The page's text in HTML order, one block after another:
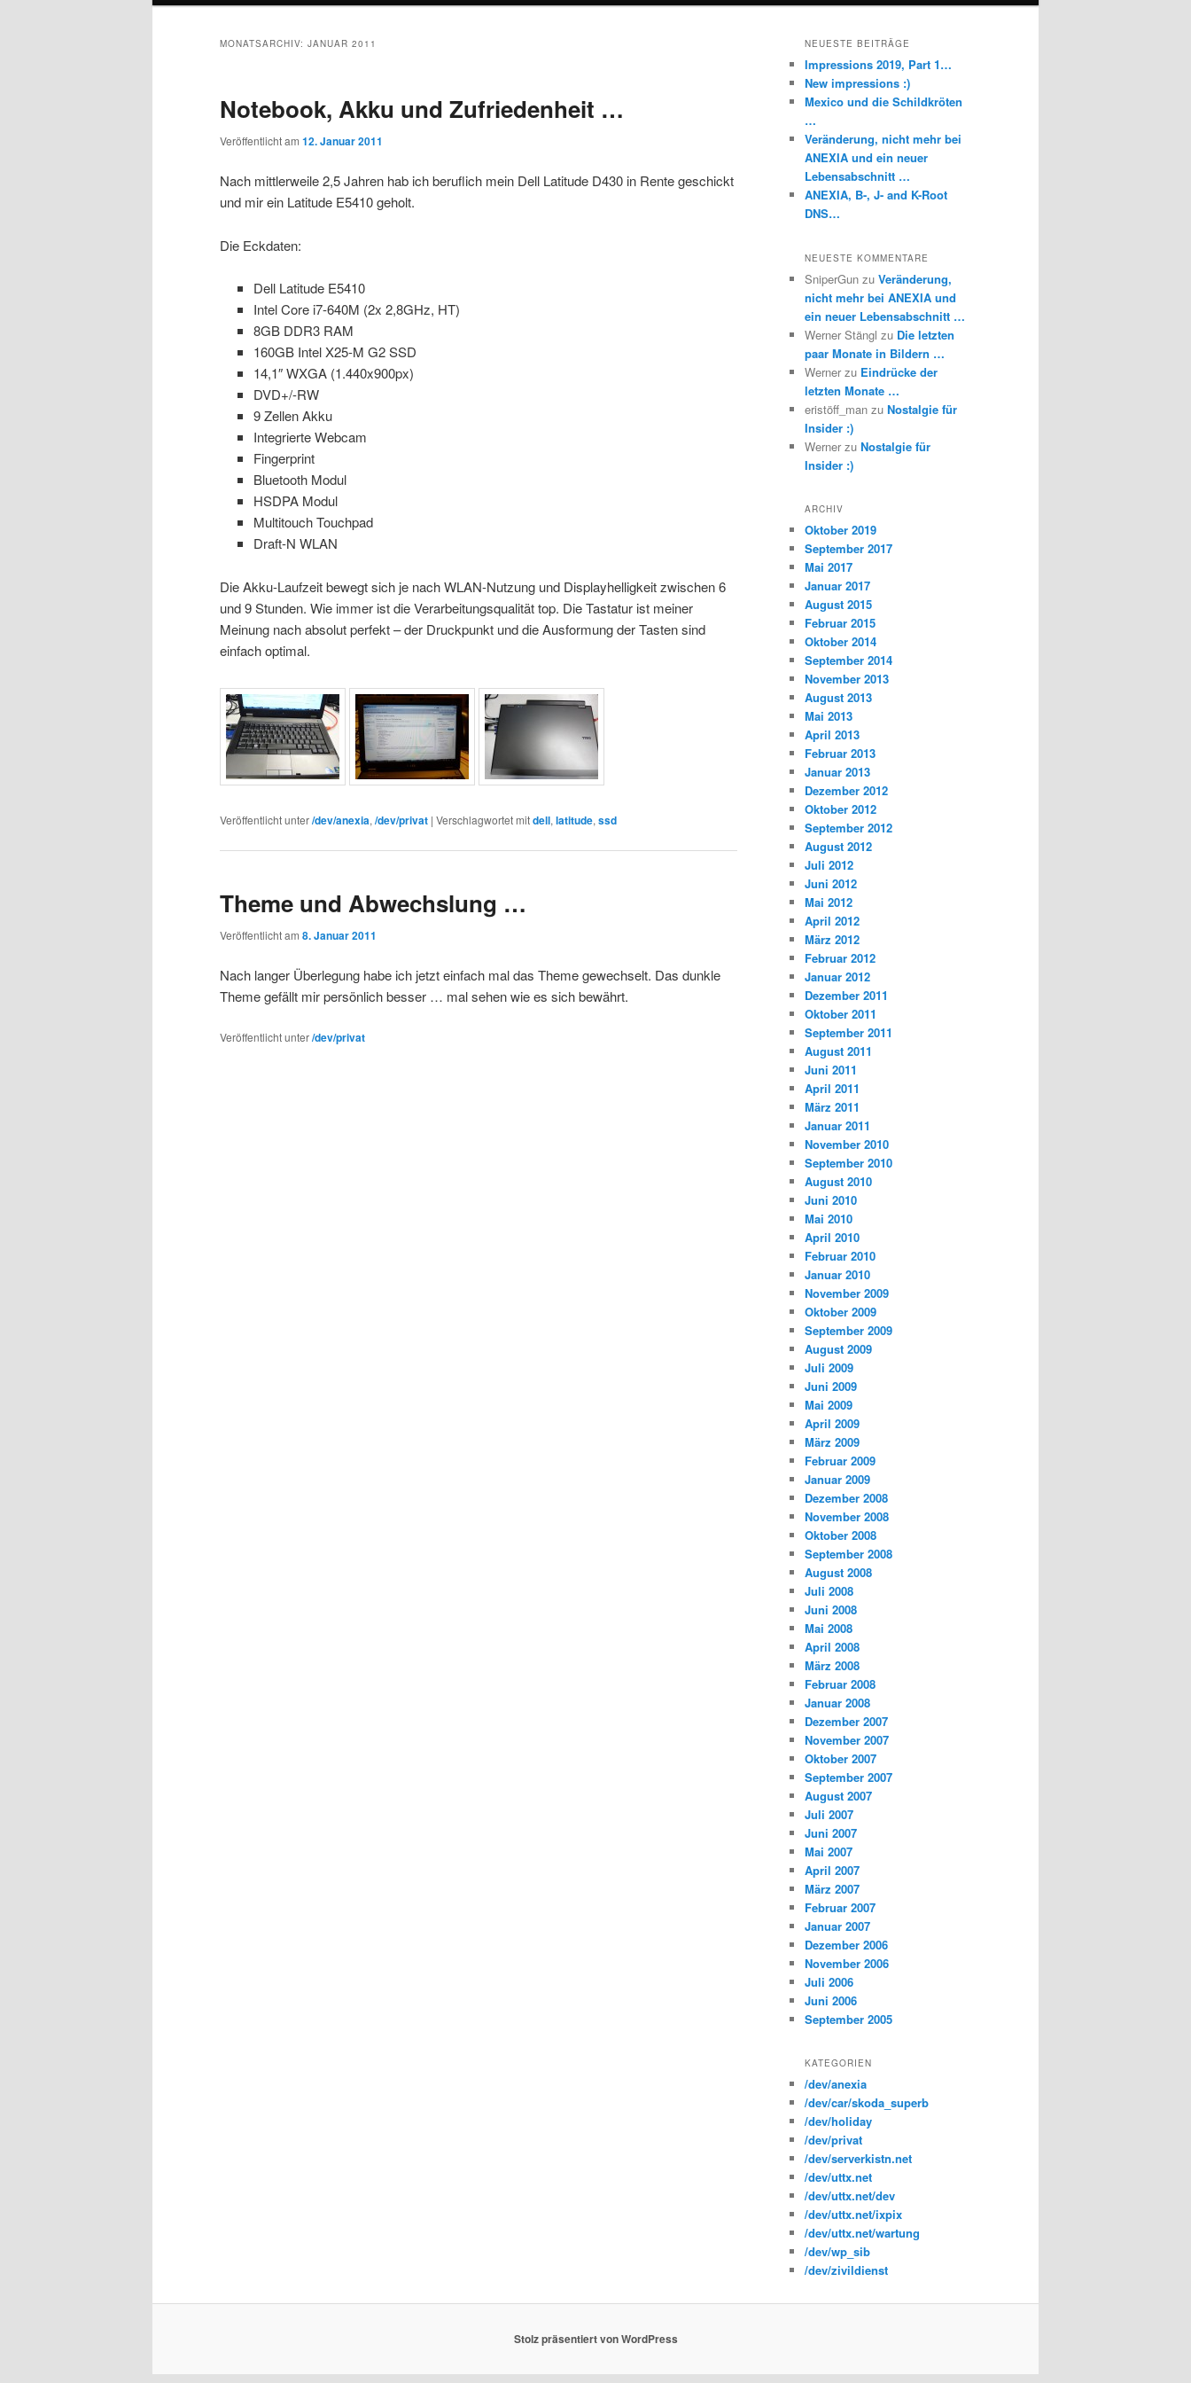
MONATSARCHIV: JANUAR 2011
Notebook, Akku und Zufriedenheit …
Veröffentlicht am 12. Januar 2011
Nach mittlerweile 2,5 Jahren hab ich beruflich mein Dell Latitude D430 in Rente geschickt
und mir ein Latitude E5410 geholt.
Die Eckdaten:
Dell Latitude E5410
Intel Core i7-640M (2x 2,8GHz, HT)
8GB DDR3 RAM
160GB Intel X25-M G2 SSD
14,1″ WXGA (1.440x900px)
DVD+/-RW
9 Zellen Akku
Integrierte Webcam
Fingerprint
Bluetooth Modul
HSDPA Modul
Multitouch Touchpad
Draft-N WLAN
Die Akku-Laufzeit bewegt sich je nach WLAN-Nutzung und Displayhelligkeit zwischen 6
und 9 Stunden. Wie immer ist die Verarbeitungsqualität top. Die Tastatur ist meiner
Meinung nach absolut perfekt – der Druckpunkt und die Ausformung der Tasten sind
einfach optimal.
Veröffentlicht unter/dev/anexia, /dev/privat | Verschlagwortet mitdell, latitude, ssd
Theme und Abwechslung …
Veröffentlicht am 8. Januar 2011
Nach langer Überlegung habe ich jetzt einfach mal das Theme gewechselt. Das dunkle
Theme gefällt mir persönlich besser … mal sehen wie es sich bewährt.
Veröffentlicht unter/dev/privat
NEUESTE BEITRÄGE
Impressions 2019, Part 1…
New impressions :)
Mexico und die Schildkröten
…
Veränderung, nicht mehr bei
ANEXIA und ein neuer
Lebensabschnitt …
ANEXIA, B-, J- and K-Root
DNS…
NEUESTE KOMMENTARE
SniperGun zu Veränderung,
nicht mehr bei ANEXIA und
ein neuer Lebensabschnitt …
Werner Stängl zu Die letzten
paar Monate in Bildern …
Werner zu Eindrücke der
letzten Monate …
eristöff_man zu Nostalgie für
Insider :)
Werner zu Nostalgie für
Insider :)
ARCHIV
Oktober 2019
September 2017
Mai 2017
Januar 2017
August 2015
Februar 2015
Oktober 2014
September 2014
November 2013
August 2013
Mai 2013
April 2013
Februar 2013
Januar 2013
Dezember 2012
Oktober 2012
September 2012
August 2012
Juli 2012
Juni 2012
Mai 2012
April 2012
März 2012
Februar 2012
Januar 2012
Dezember 2011
Oktober 2011
September 2011
August 2011
Juni 2011
April 2011
März 2011
Januar 2011
November 2010
September 2010
August 2010
Juni 2010
Mai 2010
April 2010
Februar 2010
Januar 2010
November 2009
Oktober 2009
September 2009
August 2009
Juli 2009
Juni 2009
Mai 2009
April 2009
März 2009
Februar 2009
Januar 2009
Dezember 2008
November 2008
Oktober 2008
September 2008
August 2008
Juli 2008
Juni 2008
Mai 2008
April 2008
März 2008
Februar 2008
Januar 2008
Dezember 2007
November 2007
Oktober 2007
September 2007
August 2007
Juli 2007
Juni 2007
Mai 2007
April 2007
März 2007
Februar 2007
Januar 2007
Dezember 2006
November 2006
Juli 2006
Juni 2006
September 2005
KATEGORIEN
/dev/anexia
/dev/car/skoda_superb
/dev/holiday
/dev/privat
/dev/serverkistn.net
/dev/uttx.net
/dev/uttx.net/dev
/dev/uttx.net/ixpix
/dev/uttx.net/wartung
/dev/wp_sib
/dev/zivildienst
Stolz präsentiert von WordPress